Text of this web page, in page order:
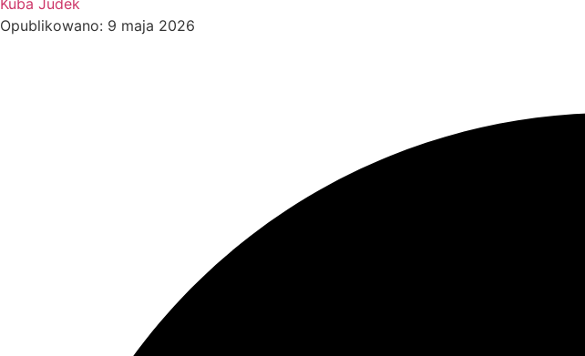
Kuba Judek
Opublikowano: 9 maja 2026